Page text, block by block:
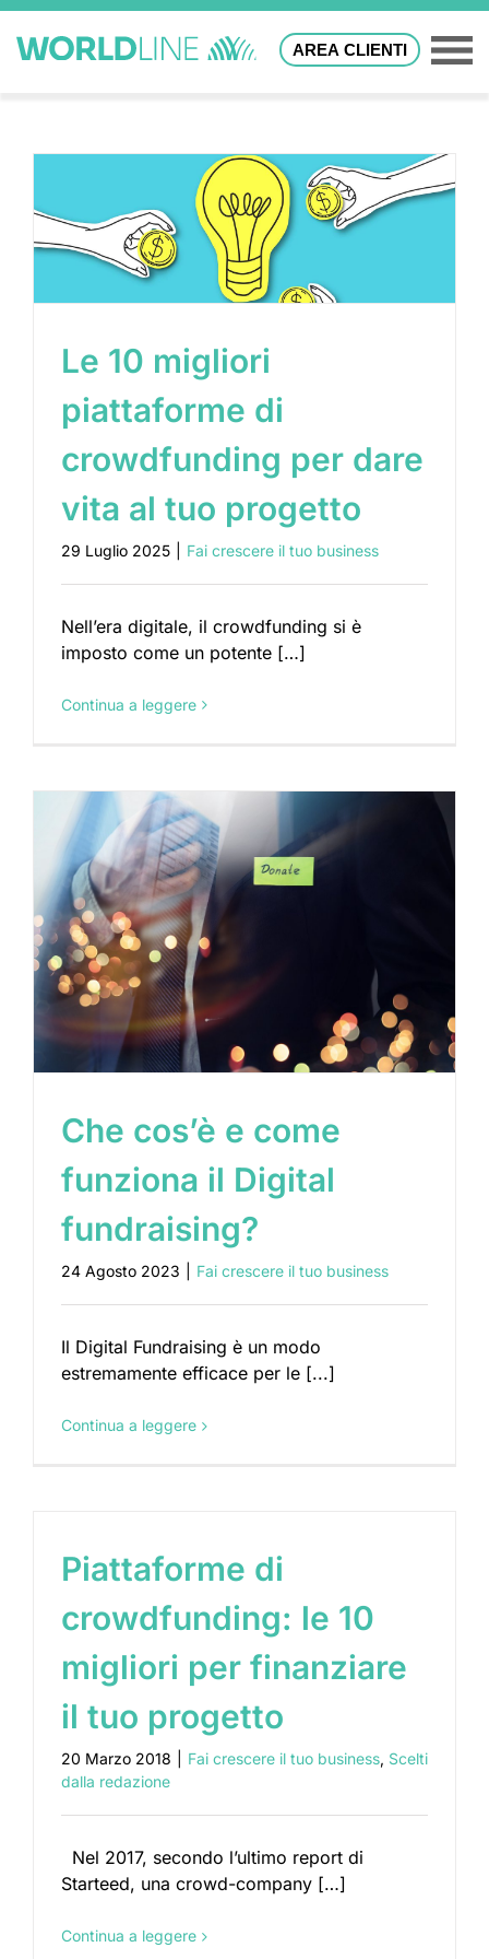
AREA CLIENTI
Le 10 migliori
piattaforme di
crowdfunding per dare
vita al tuo progetto
29 Luglio 2025 Fai crescere il tuo business
Nell’era digitale, il crowdfunding si è
imposto come un potente […]
Continua a leggere
Che cos’è e come
funziona il Digital
fundraising?
24 Agosto 2023 Fai crescere il tuo business
Il Digital Fundraising è un modo
estremamente efficace per le [...]
Continua a leggere
Piattaforme di
crowdfunding: le 10
migliori per finanziare
il tuo progetto
20 Marzo 2018 Fai crescere il tuo business, Scelti
dalla redazione
Nel 2017, secondo l’ultimo report di
Starteed, una crowd-company […]
Continua a leggere